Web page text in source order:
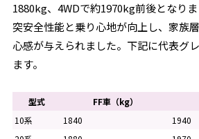
1880kg、4WDで約1970kg前後となり
突安全性能と乗り心地が向上し、家族
心感が与えられました。下記に代表グ
ます。
型式 FF車（kg）
10系
1840
1940